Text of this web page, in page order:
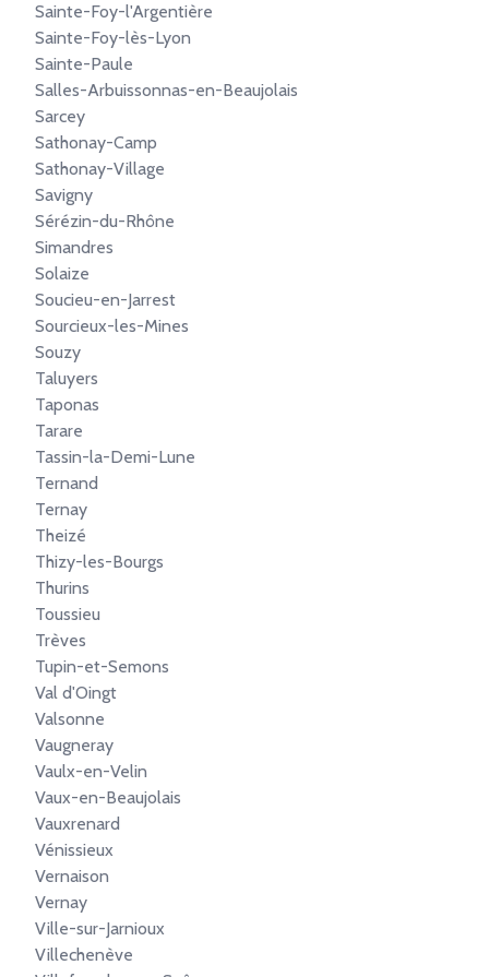
Sainte-Foy-l'Argentière
Sainte-Foy-lès-Lyon
Sainte-Paule
Salles-Arbuissonnas-en-Beaujolais
Sarcey
Sathonay-Camp
Sathonay-Village
Savigny
Sérézin-du-Rhône
Simandres
Solaize
Soucieu-en-Jarrest
Sourcieux-les-Mines
Souzy
Taluyers
Taponas
Tarare
Tassin-la-Demi-Lune
Ternand
Ternay
Theizé
Thizy-les-Bourgs
Thurins
Toussieu
Trèves
Tupin-et-Semons
Val d'Oingt
Valsonne
Vaugneray
Vaulx-en-Velin
Vaux-en-Beaujolais
Vauxrenard
Vénissieux
Vernaison
Vernay
Ville-sur-Jarnioux
Villechenève